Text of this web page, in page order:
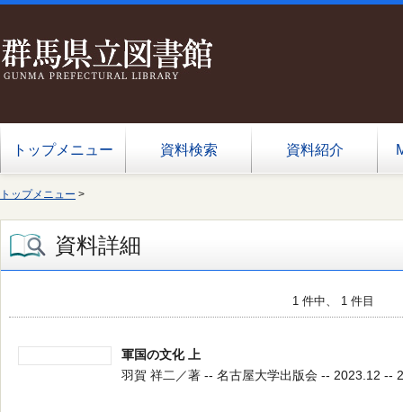
トップメニュー 資料検索 資料紹介
トップメニュー >
資料詳細
1 件中、 1 件目
軍国の文化 上
羽賀 祥二／著 -- 名古屋大学出版会 -- 2023.12 --